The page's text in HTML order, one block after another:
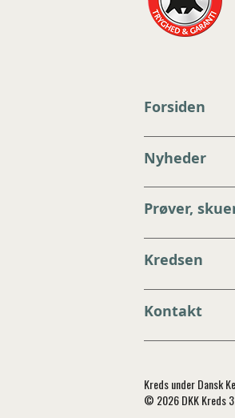
Forsiden
Nyheder
Prøver,
Kredsen
Kontakt
Kreds under Dansk
© 2026 DKK Kreds